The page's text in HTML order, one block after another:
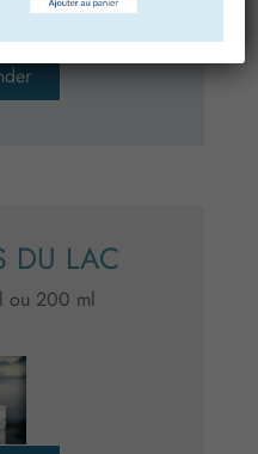
DU LAC
200 ml